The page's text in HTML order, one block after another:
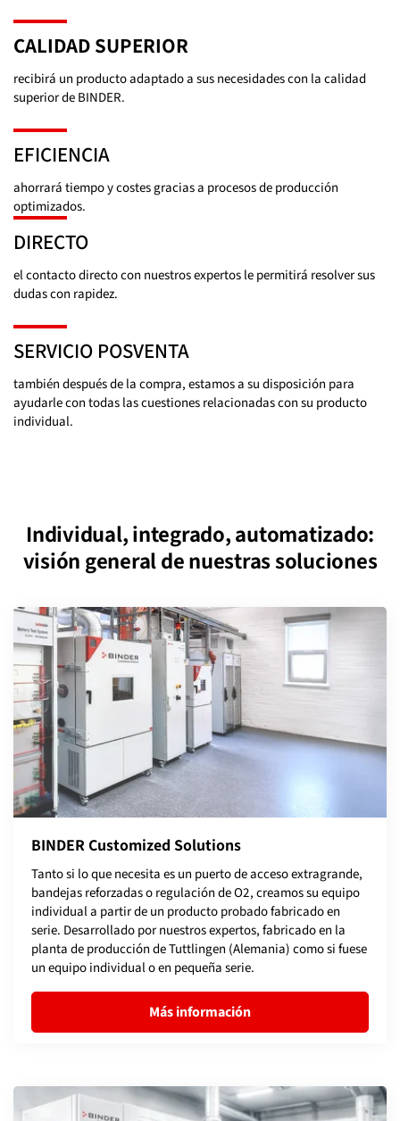
CALIDAD SUPERIOR
recibirá un producto adaptado a sus necesidades con la calidad
superior de BINDER.
EFICIENCIA
ahorrará tiempo y costes gracias a procesos de producción
optimizados.
DIRECTO
el contacto directo con nuestros expertos le permitirá resolver sus
dudas con rapidez.
SERVICIO POSVENTA
también después de la compra, estamos a su disposición para
ayudarle con todas las cuestiones relacionadas con su producto
individual.
Individual, integrado, automatizado:
visión general de nuestras soluciones
BINDER Customized Solutions
Tanto si lo que necesita es un puerto de acceso extragrande,
bandejas reforzadas o regulación de O2, creamos su equipo
individual a partir de un producto probado fabricado en
serie. Desarrollado por nuestros expertos, fabricado en la
planta de producción de Tuttlingen (Alemania) como si fuese
un equipo individual o en pequeña serie.
Más información